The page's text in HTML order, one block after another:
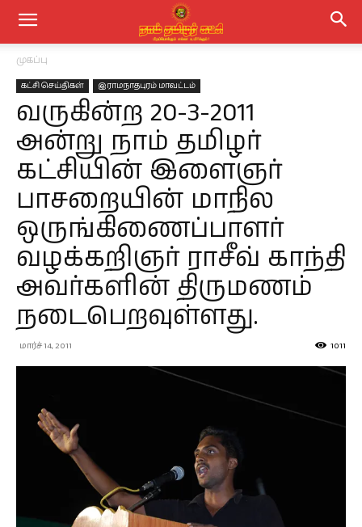
முகப்பு
கட்சி செய்திகள் இராமநாதபுரம் மாவட்டம்
வருகின்ற 20-3-2011
அன்று நாம் தமிழர்
கட்சியின் இளைஞர்
பாசறையின் மாநில
ஒருங்கிணைப்பாளர்
வழக்கறிஞர் ராசீவ் காந்தி
அவர்களின் திருமணம்
நடைபெறவுள்ளது.
மார்ச் 14, 2011 1011